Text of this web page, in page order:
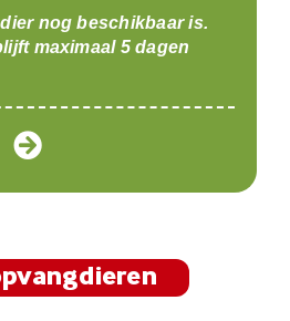
nog beschikbaar is.
maximaal 5 dagen